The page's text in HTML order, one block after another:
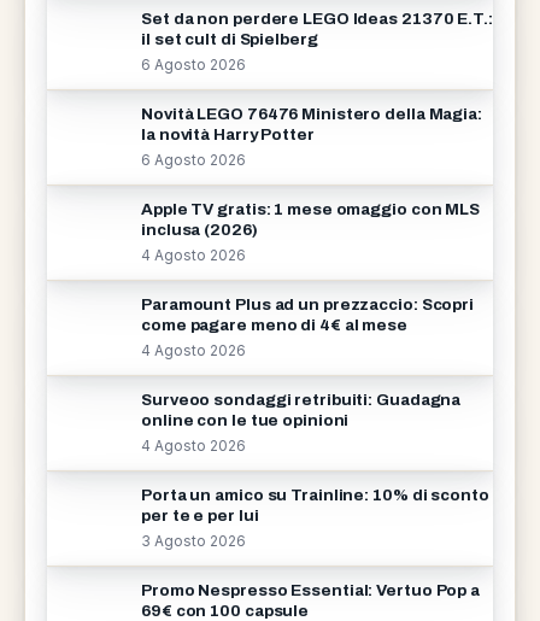
Set da non perdere LEGO Ideas 21370 E.T.:
il set cult di Spielberg
6 Agosto 2026
Novità LEGO 76476 Ministero della Magia:
la novità Harry Potter
6 Agosto 2026
Apple TV gratis: 1 mese omaggio con MLS
inclusa (2026)
4 Agosto 2026
Paramount Plus ad un prezzaccio: Scopri
come pagare meno di 4€ al mese
4 Agosto 2026
Surveoo sondaggi retribuiti: Guadagna
online con le tue opinioni
4 Agosto 2026
Porta un amico su Trainline: 10% di sconto
per te e per lui
3 Agosto 2026
Promo Nespresso Essential: Vertuo Pop a
69€ con 100 capsule